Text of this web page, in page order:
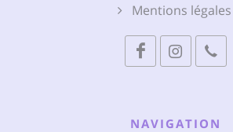
Mentions légales
NAVIGATION